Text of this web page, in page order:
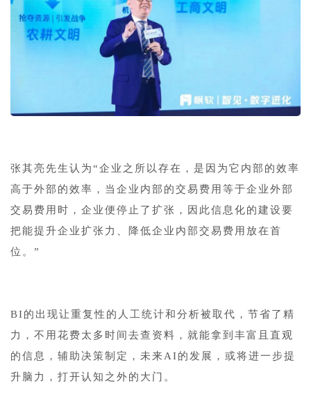
张其亮先生认为“企业之所以存在，是因为它内部的效率
高于外部的效率，当企业内部的交易费用等于企业外部
交易费用时，企业便停止了扩张，因此信息化的建设要
把能提升企业扩张力、降低企业内部交易费用放在首
位。”
BI的出现让重复性的人工统计和分析被取代，节省了精
力，不用花费太多时间去查资料，就能拿到丰富且直观
的信息，辅助决策制定，未来AI的发展，或将进一步提
升脑力，打开认知之外的大门。